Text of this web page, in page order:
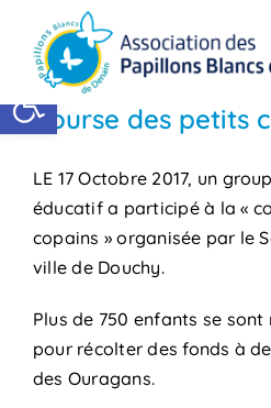
Ouvrir la barre d’outils
contenu
Course des petits
LE 17 Octobre 2017, un
éducatif a participé à la «
copains » organisée par le
ville de Douchy.
Plus de 750 enfants se
pour récolter des fonds à
des Ouragans.